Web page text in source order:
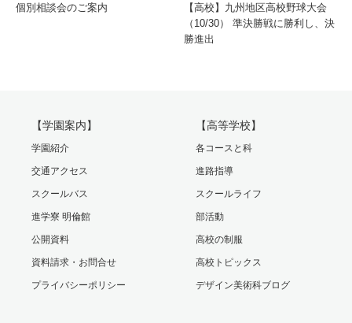
個別相談会のご案内
【高校】九州地区高校野球大会
（10/30） 準決勝戦に勝利し、決
勝進出
【学園案内】
学園紹介
交通アクセス
スクールバス
進学寮 明倫館
公開資料
資料請求・お問合せ
プライバシーポリシー
【高等学校】
各コースと科
進路指導
スクールライフ
部活動
高校の制服
高校トピックス
デザイン美術科ブログ